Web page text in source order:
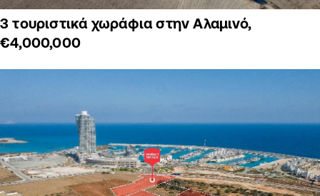
3 τουριστικά χωράφια στην Αλαμινό,
€4,000,000